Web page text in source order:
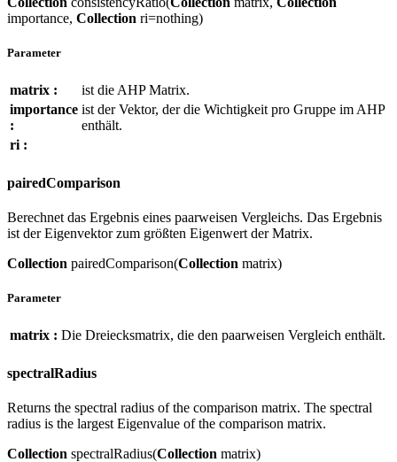
importance, Collection ri=nothing)
Parameter
matrix :
ist die AHP Matrix.
importance
:
ist der Vektor, der die Wichtigkeit pro Gruppe im AHP
enthält.
ri :
pairedComparison
Berechnet das Ergebnis eines paarweisen Vergleichs. Das Ergebnis
ist der Eigenvektor zum größten Eigenwert der Matrix.
Collection pairedComparison(Collection matrix)
Parameter
matrix : Die Dreiecksmatrix, die den paarweisen Vergleich enthält.
spectralRadius
Returns the spectral radius of the comparison matrix. The spectral
radius is the largest Eigenvalue of the comparison matrix.
Collection spectralRadius(Collection matrix)